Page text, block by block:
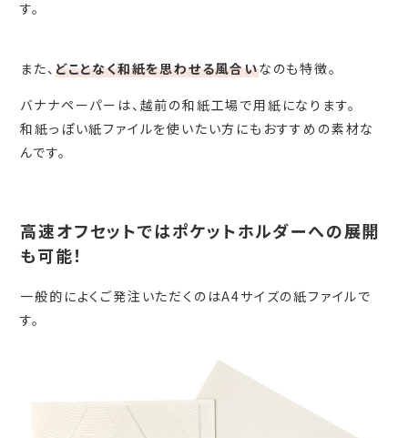
す。
また、 どことなく和紙を思わせる風合いなのも特徴。
バナナペーパーは、越前の和紙工場で用紙になります。
和紙っぽい紙ファイルを使いたい方にもおすすめの素材な
んです。
高速オフセットではポケットホルダーへの展開
も可能！
一般的によくご発注いただくのはA4サイズの紙ファイルで
す。